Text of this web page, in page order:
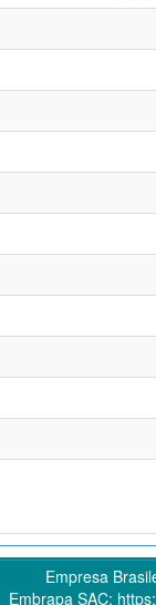
Empresa
Embrapa SAC: